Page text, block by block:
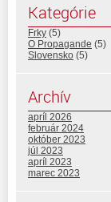
Kategórie
Frky (5)
O Propagande (5)
Slovensko (5)
Archív
apríl 2026
február 2024
október 2023
júl 2023
apríl 2023
marec 2023